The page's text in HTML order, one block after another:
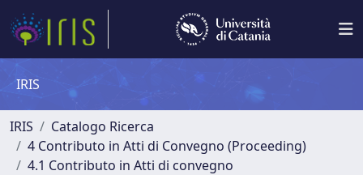
IRIS
IRIS
Catalogo Ricerca
4 Contributo in Atti di Convegno (Proceeding)
4.1 Contributo in Atti di convegno